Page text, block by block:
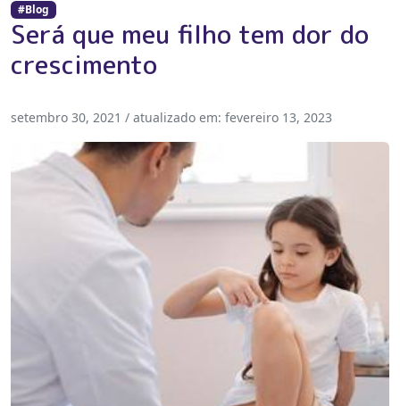
#Blog
Será que meu filho tem dor do
crescimento
setembro 30, 2021 / atualizado em: fevereiro 13, 2023